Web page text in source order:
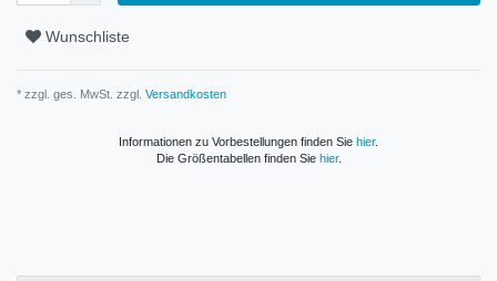
Wunschliste
* zzgl. ges. MwSt. zzgl. Versandkosten
Informationen zu Vorbestellungen finden Sie hier.
Die Größentabellen finden Sie hier.